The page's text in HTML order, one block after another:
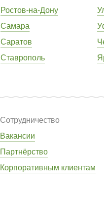
Ростов-на-Дону
Самара
Саратов
Ставрополь
Сотрудничество
Вакансии
Партнёрство
Корпоративным клиентам